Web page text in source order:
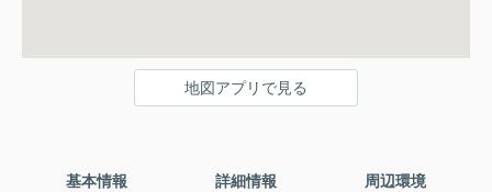
地図アプリで見る
基本情報 詳細情報 周辺環境